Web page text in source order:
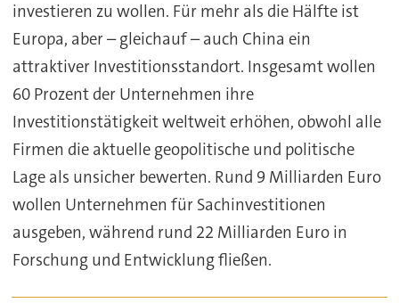
investieren zu wollen. Für mehr als die Hälfte ist
Europa, aber – gleichauf – auch China ein
attraktiver Investitionsstandort. Insgesamt wollen
60 Prozent der Unternehmen ihre
Investitionstätigkeit weltweit erhöhen, obwohl alle
Firmen die aktuelle geopolitische und politische
Lage als unsicher bewerten. Rund 9 Milliarden Euro
wollen Unternehmen für Sachinvestitionen
ausgeben, während rund 22 Milliarden Euro in
Forschung und Entwicklung fließen.